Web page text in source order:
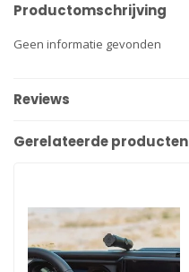
Productomschrijving
Geen informatie gevonden
Reviews
Gerelateerde producten